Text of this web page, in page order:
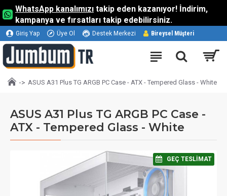
WhatsApp kanalımızı takip eden kazanıyor! İndirim,
kampanya ve fırsatları takip edebilirsiniz.
Giriş Yap Üye Ol Destek Merkezi Bireysel Müşteri
ASUS A31 Plus TG ARGB PC Case - ATX - Tempered Glass - White
ASUS A31 Plus TG ARGB PC Case -
ATX - Tempered Glass - White
⠀GEÇ TESLIMAT